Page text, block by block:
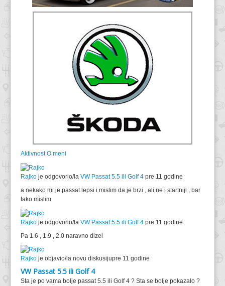
Aktivnost O meni
Rajko je odgovorio/la VW Passat 5.5 ili Golf 4 pre 11 godine
a nekako mi je passat lepsi i mislim da je brzi , ali ne i startniji , bar
tako mislim
Rajko je odgovorio/la VW Passat 5.5 ili Golf 4 pre 11 godine
Pa 1.6 , 1.9 , 2.0 naravno dizel
Rajko je objavio/la novu diskusijupre 11 godine
VW Passat 5.5 ili Golf 4
Sta je po vama bolje passat 5.5 ili Golf 4 ? Sta se bolje pokazalo ?